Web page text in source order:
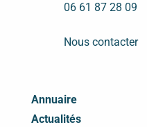
06 61 87 28 09
Nous contacter
Annuaire
Actualités